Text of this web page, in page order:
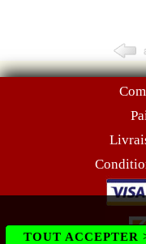
TOUT ACCEPTER